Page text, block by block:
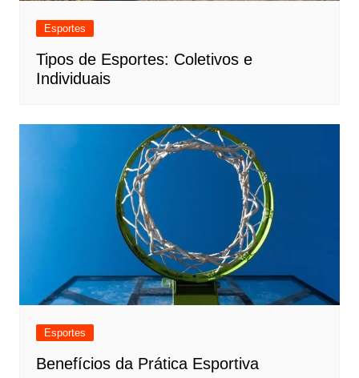
Esportes
Tipos de Esportes: Coletivos e
Individuais
Esportes
Benefícios da Prática Esportiva